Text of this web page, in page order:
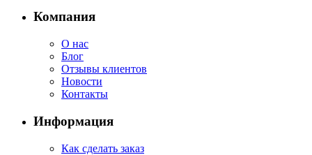
Компания
О нас
Блог
Отзывы клиентов
Новости
Контакты
Информация
Как сделать заказ